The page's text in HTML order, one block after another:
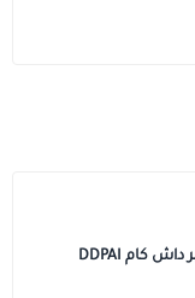
أمانك على الطريق: لماذا تعتبر داش كام DDPAI